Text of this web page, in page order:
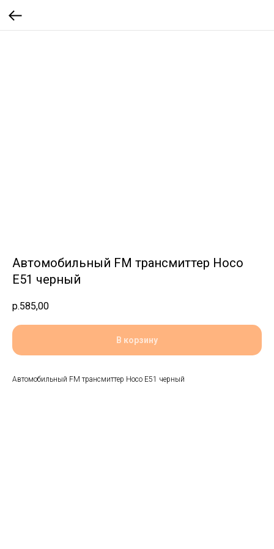
Автомобильный FM трансмиттер Hoco
E51 черный
р.585,00
В корзину
Автомобильный FM трансмиттер Hoco E51 черный